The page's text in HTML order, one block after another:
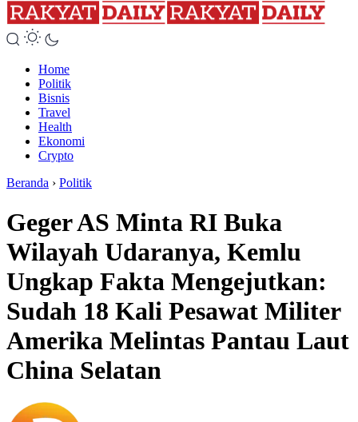
Home
Politik
Bisnis
Travel
Health
Ekonomi
Crypto
Beranda › Politik
Geger AS Minta RI Buka
Wilayah Udaranya, Kemlu
Ungkap Fakta Mengejutkan:
Sudah 18 Kali Pesawat Militer
Amerika Melintas Pantau Laut
China Selatan